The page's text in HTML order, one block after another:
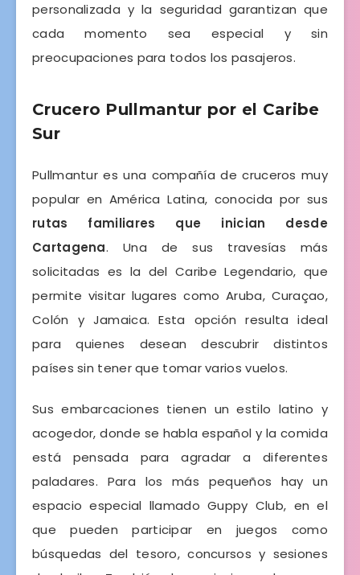
personalizada y la seguridad garantizan que
cada momento sea especial y sin
preocupaciones para todos los pasajeros.
Crucero Pullmantur por el Caribe
Sur
Pullmantur es una compañía de cruceros muy
popular en América Latina, conocida por sus
rutas familiares que inician desde
Cartagena. Una de sus travesías más
solicitadas es la del Caribe Legendario, que
permite visitar lugares como Aruba, Curaçao,
Colón y Jamaica. Esta opción resulta ideal
para quienes desean descubrir distintos
países sin tener que tomar varios vuelos.
Sus embarcaciones tienen un estilo latino y
acogedor, donde se habla español y la comida
está pensada para agradar a diferentes
paladares. Para los más pequeños hay un
espacio especial llamado Guppy Club, en el
que pueden participar en juegos como
búsquedas del tesoro, concursos y sesiones